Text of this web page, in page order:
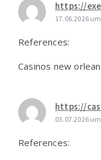
https://
17.06.2026
References:
Casinos new
https://
03.07.2026
References: